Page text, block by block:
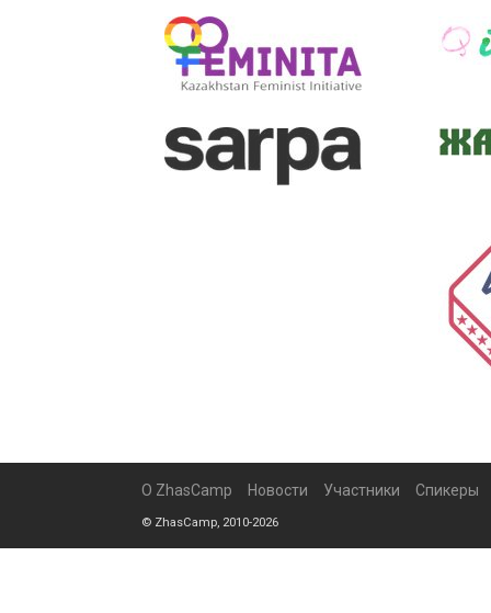
О ZhasCamp Новости Участники Спикеры
© ZhasCamp, 2010-2026